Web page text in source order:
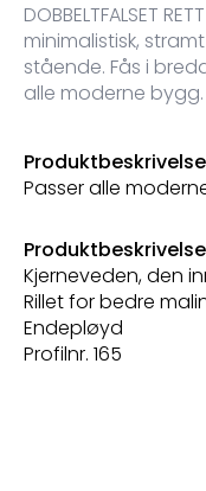
DOBBELTFALSET
minimalistisk,
stående. Fås i
alle moderne bygg.
Produktbeskrivelse
Passer alle
Produktbeskrivelse
Kjerneveden, den
Rillet for bedre
Endepløyd
Profilnr. 165